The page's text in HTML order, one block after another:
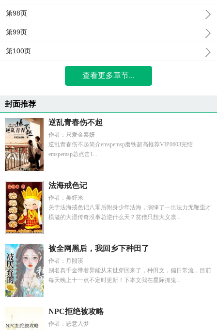
第98页
第99页
第100页
查看更多章节...
封面推荐
逆乱青春伤不起
作者：只爱金泰妍
逆乱青春伤不起简介emspemsp磨铁超高推荐VIP0603完结
emspemsp总点击1...
法海戒色记
作者：吴虾米
关于法海戒色记八零后附身少年法海，演绎了一出法力无鞭歪才
横溢的大湿传奇没事总逆什么天？贫僧只想大义凛...
被全网黑后，我回乡下种田了
作者：月照溪
别名真千金带着异能从末世穿回来了，种田文，偏日常流，目前
每天晚上十一点不定时更新！下本文我在星际抓鬼...
NPC拒绝被攻略
作者：恶意入梦